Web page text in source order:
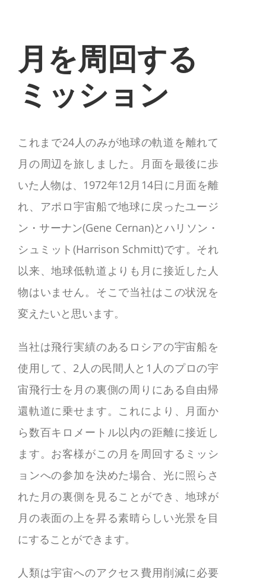
月を周回する
ミッション
これまで24人のみが地球の軌道を離れて
月の周辺を旅しました。月面を最後に歩
いた人物は、 1972年12月 14日に月面を離
れ、アポロ宇宙船で地球に戻ったユージ
ン・サーナン(Gene Cernan)とハリソン・
シュミット (Harrison Schmitt)です。それ
以来、地球低軌道よりも月に接近した人
物はいません。そこで当社はこの状況を
変えたいと思います。
当社は飛行実績のあるロシアの宇宙船を
使用して、 2人の民間人と 1 人のプロの宇
宙飛行士を月の裏側の周りにある自由帰
還軌道に乗せます。これにより、月面か
ら数百キロメートル以内の距離に接近し
ます。お客様がこの月を周回するミッシ
ョンへの参加を決めた場合、光に照らさ
れた月の裏側を見ることができ、地球が
月の表面の上を昇る素晴らしい光景を目
にすることができます。
人類は宇宙へのアクセス費用削減に必要